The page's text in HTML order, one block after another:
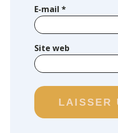
E-mail *
Site web